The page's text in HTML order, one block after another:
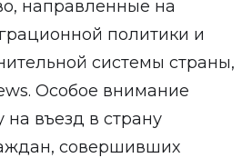
направленные на
политики и
системы страны,
. Особое внимание
на въезд в страну
совершивших